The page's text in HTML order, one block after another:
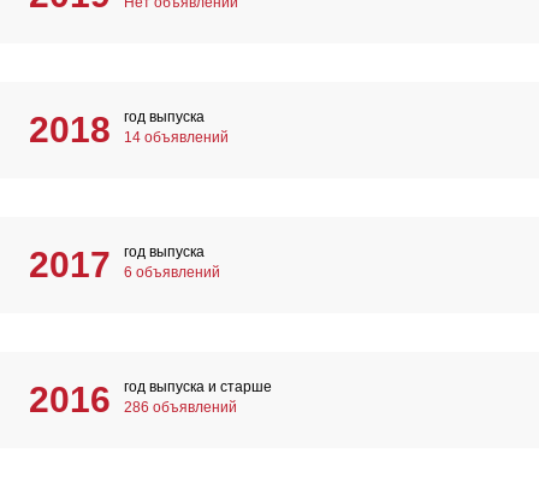
2018
год выпуска
14 объявлений
2017
год выпуска
6 объявлений
2016
год выпуска и старше
286 объявлений